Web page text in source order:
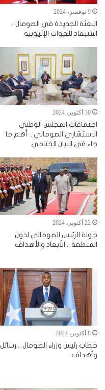
9 نوفمبر، 2024
البعثة الجديدة في الصومال ..
استبعاد للقوات الإثيوبية
30 أكتوبر، 2024
اجتماعات المجلس الوطني
الاستشاري الصومالي .. أهم ما
جاء في البيان الختامي
22 أكتوبر، 2024
جولة الرئيس الصومالي لدول
المنطقة .. الأبعاد والأهداف
8 أكتوبر، 2024
خطاب رئيس وزراء الصومال .. رسائل
وأهداف